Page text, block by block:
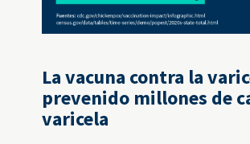
La vacuna contra la
prevenido millones de
varicela